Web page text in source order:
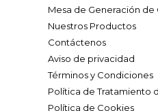
Mesa de Generación de
Nuestros Productos
Contáctenos
Aviso de privacidad
Términos y Condiciones
Política de Tratamiento
Política de Cookies